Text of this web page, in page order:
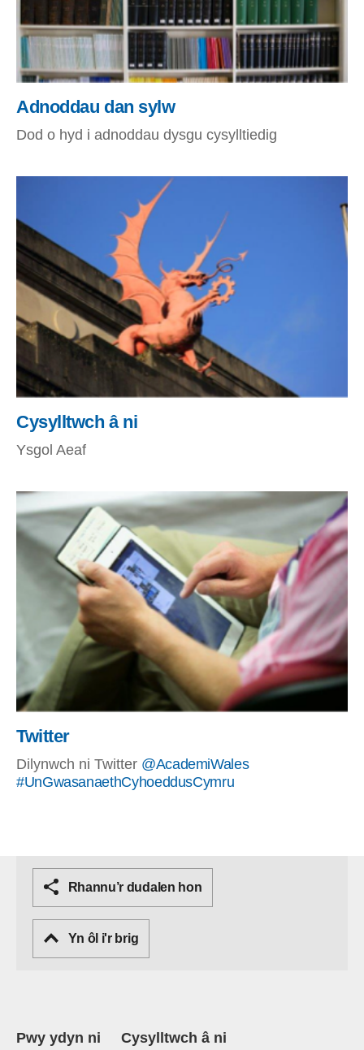
Adnoddau dan sylw
Dod o hyd i adnoddau dysgu cysylltiedig
Cysylltwch â ni
Ysgol Aeaf
Twitter
Dilynwch ni Twitter @AcademiWales
#UnGwasanaethCyhoeddusCymru
Rhannu’r dudalen hon
Yn ôl i'r brig
Pwy ydyn ni Cysylltwch â ni